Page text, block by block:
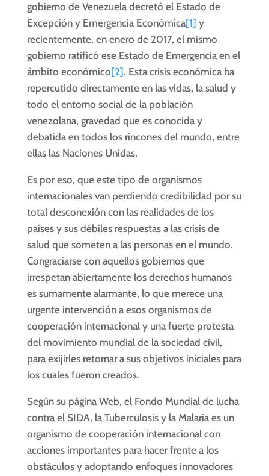
gobierno de Venezuela decretó el Estado de
Excepción y Emergencia Económica[1] y
recientemente, en enero de 2017, el mismo
gobierno ratificó ese Estado de Emergencia en el
ámbito económico[2]. Esta crisis económica ha
repercutido directamente en las vidas, la salud y
todo el entorno social de la población
venezolana, gravedad que es conocida y
debatida en todos los rincones del mundo, entre
ellas las Naciones Unidas.
Es por eso, que este tipo de organismos
internacionales van perdiendo credibilidad por su
total desconexión con las realidades de los
países y sus débiles respuestas a las crisis de
salud que someten a las personas en el mundo.
Congraciarse con aquellos gobiernos que
irrespetan abiertamente los derechos humanos
es sumamente alarmante, lo que merece una
urgente intervención a esos organismos de
cooperación internacional y una fuerte protesta
del movimiento mundial de la sociedad civil,
para exijirles retornar a sus objetivos iniciales para
los cuales fueron creados.
Según su página Web, el Fondo Mundial de lucha
contra el SIDA, la Tuberculosis y la Malaria es un
organismo de cooperación internacional con
acciones importantes para hacer frente a los
obstáculos y adoptando enfoques innovadores